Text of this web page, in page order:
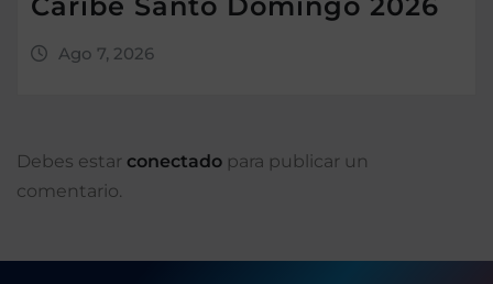
Caribe Santo Domingo 2026
Ago 7, 2026
Debes estar conectado para publicar un
comentario.